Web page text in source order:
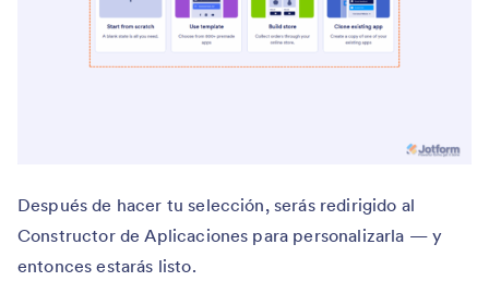
Después de hacer tu selección, serás redirigido al
Constructor de Aplicaciones para personalizarla — y
entonces estarás listo.